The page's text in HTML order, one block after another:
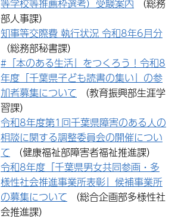
等学校等推薦枠選考）受験案内 （総務
部人事課）
知事等交際費 執行状況 令和8年6月分
（総務部秘書課）
#「本のある生活」をつくろう！令和8
年度「千葉県子ども読書の集い」の参
加者募集について （教育振興部生涯学
習課）
令和8年度第1回千葉県障害のある人の
相談に関する調整委員会の開催につい
て （健康福祉部障害者福祉推進課）
令和8年度「千葉県男女共同参画・多
様性社会推進事業所表彰」候補事業所
の募集について （総合企画部多様性社
会推進課）